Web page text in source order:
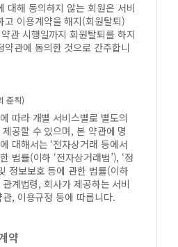
대해 동의하지 않는 회원은 서비
고 이용계약을 해지(회원탈퇴)
관 시행일까지 회원탈퇴를 하지
약관에 동의한 것으로 간주합니
준칙)
따라 개별 서비스별로 별도의
공할 수 있으며, 본 약관에 명
대해서는 ‘전자상거래 등에서
법률(이하 ‘전자상거래법’), ‘정
정보보호 등에 관한 법률(이하
관계법령, 회사가 제공하는 서비
, 이용규정 등에 따릅니다.
약